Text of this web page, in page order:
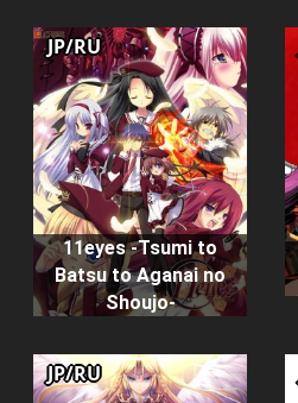
11eyes -Tsumi to
Batsu to Aganai no
Shoujo-
JP/RU
JP/RU